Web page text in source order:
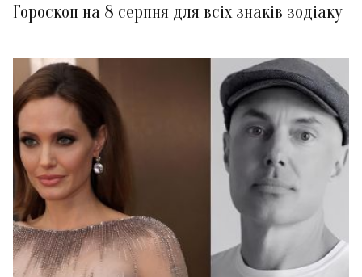
Гороскоп на 8 серпня для всіх знаків зодіаку